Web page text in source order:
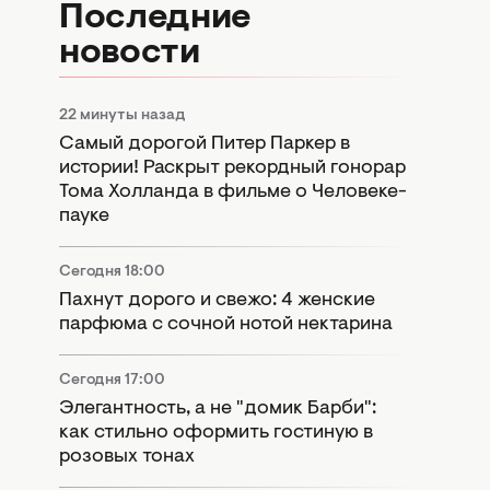
Последние
новости
22 минуты назад
Самый дорогой Питер Паркер в
истории! Раскрыт рекордный гонорар
Тома Холланда в фильме о Человеке-
пауке
Сегодня 18:00
Пахнут дорого и свежо: 4 женские
парфюма с сочной нотой нектарина
Сегодня 17:00
Элегантность, а не "домик Барби":
как стильно оформить гостиную в
розовых тонах